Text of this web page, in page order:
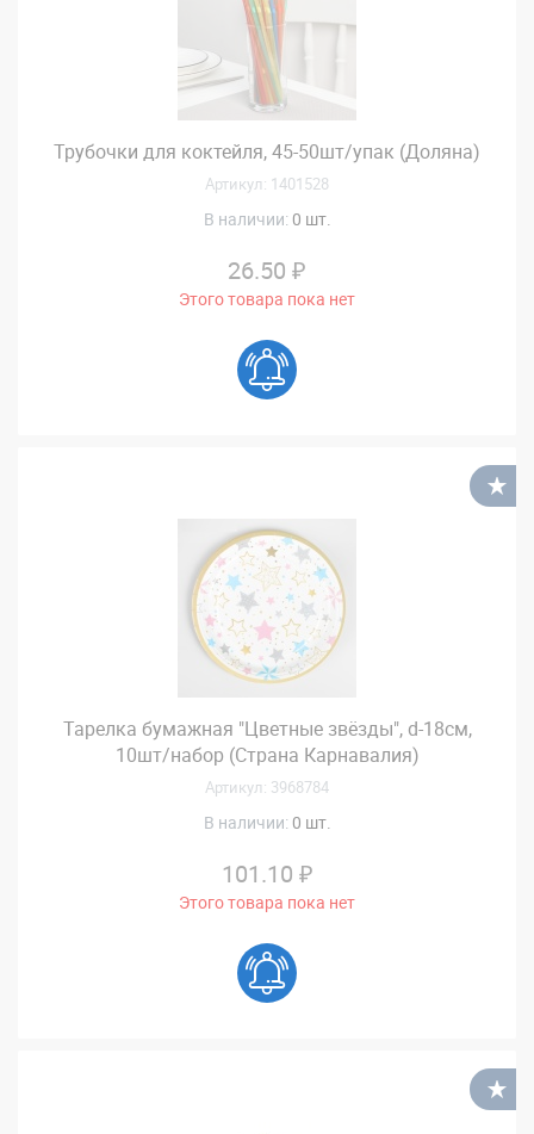
Трубочки для коктейля, 45-50шт/упак (Доляна)
Артикул: 1401528
В наличии: 0 шт.
26.50 ₽
Этого товара пока нет
Тарелка бумажная "Цветные звёзды", d-18см,
10шт/набор (Страна Карнавалия)
Артикул: 3968784
В наличии: 0 шт.
101.10 ₽
Этого товара пока нет